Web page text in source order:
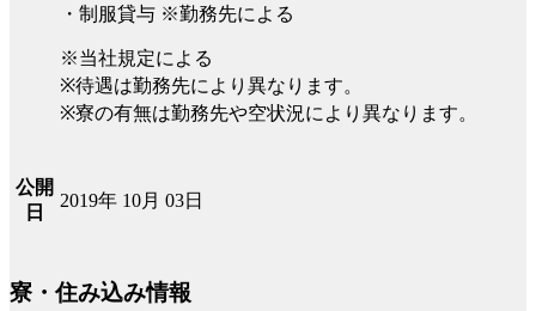
・制服貸与 ※勤務先による
※当社規定による
※待遇は勤務先により異なります。
※寮の有無は勤務先や空状況により異なります。
公開
日
2019年 10月 03日
寮・住み込み情報